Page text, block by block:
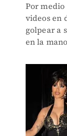
Por
videos en
golpear a
en la